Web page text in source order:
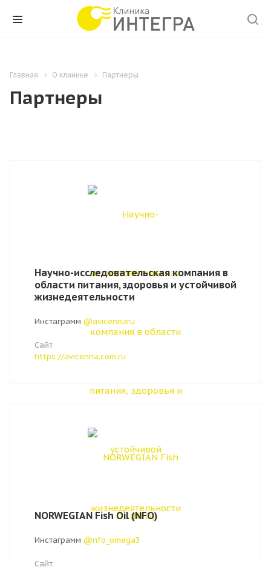
Главная О клинике Партнеры
Партнеры
Научно-исследовательская компания в
области питания, здоровья и устойчивой
жизнедеятельности
Инстаграмм @avicennaru
Сайт
https://avicenna.com.ru
NORWEGIAN Fish Oil (NFO)
Инстаграмм @nfo_omega3
Сайт